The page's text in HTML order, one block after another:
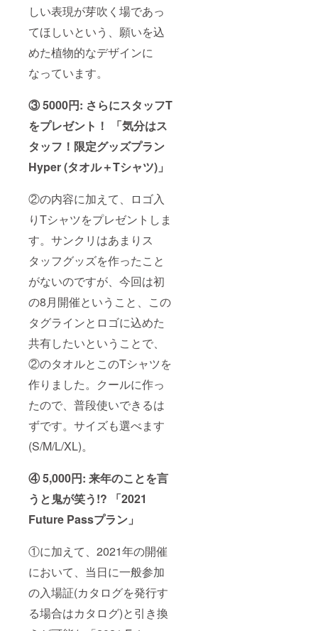
しい表現が芽吹く場であっ
てほしいという、願いを込
めた植物的なデザインに
なっています。
③ 5000円: さらにスタッフT
をプレゼント！ 「気分はス
タッフ！限定グッズプラン
Hyper (タオル＋Tシャツ)」
②の内容に加えて、ロゴ入
りTシャツをプレゼントしま
す。サンクリはあまりス
タッフグッズを作ったこと
がないのですが、今回は初
の8月開催ということ、この
タグラインとロゴに込めた
共有したいということで、
②のタオルとこのTシャツを
作りました。クールに作っ
たので、普段使いできるは
ずです。サイズも選べます
(S/M/L/XL)。
④ 5,000円: 来年のことを言
うと鬼が笑う!? 「2021
Future Passプラン」
①に加えて、2021年の開催
において、当日に一般参加
の入場証(カタログを発行す
る場合はカタログ)と引き換